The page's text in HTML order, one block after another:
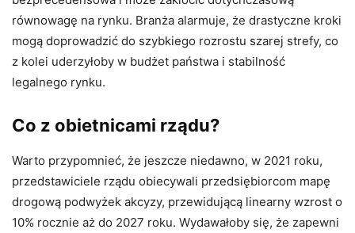
równowagę na rynku. Branża alarmuje, że drastyczne kroki
mogą doprowadzić do szybkiego rozrostu szarej strefy, co
z kolei uderzyłoby w budżet państwa i stabilność
legalnego rynku.
Co z obietnicami rządu?
Warto przypomnieć, że jeszcze niedawno, w 2021 roku,
przedstawiciele rządu obiecywali przedsiębiorcom mapę
drogową podwyżek akcyzy, przewidującą linearny wzrost o
10% rocznie aż do 2027 roku. Wydawałoby się, że zapewni